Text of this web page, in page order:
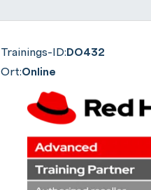
Trainings-ID:DO432
Ort:Online